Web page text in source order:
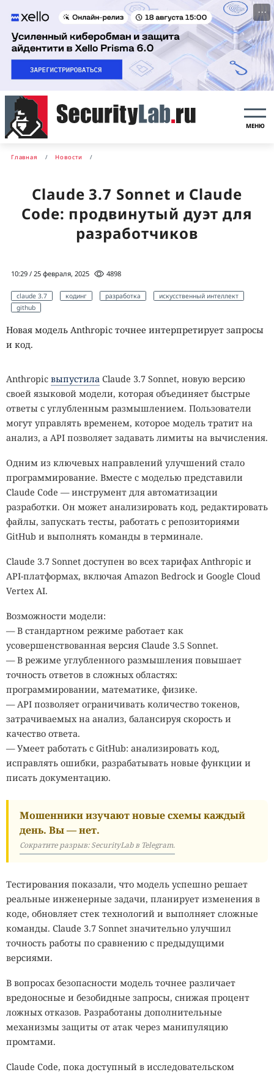
···
МЕНЮ
Главная Новости
Claude 3.7 Sonnet и Claude
Code: продвинутый дуэт для
разработчиков
10:29 / 25 февраля, 2025 4898
claude 3.7 кодинг разработка
искусственный интеллект
github
Новая модель Anthropic точнее интерпретирует запросы
и код.
Anthropic выпустила Claude 3.7 Sonnet, новую версию
своей языковой модели, которая объединяет быстрые
ответы с углубленным размышлением. Пользователи
могут управлять временем, которое модель тратит на
анализ, а API позволяет задавать лимиты на вычисления.
Одним из ключевых направлений улучшений стало
программирование. Вместе с моделью представили
Claude Code — инструмент для автоматизации
разработки. Он может анализировать код, редактировать
файлы, запускать тесты, работать с репозиториями
GitHub и выполнять команды в терминале.
Claude 3.7 Sonnet доступен во всех тарифах Anthropic и
API-платформах, включая Amazon Bedrock и Google Cloud
Vertex AI.
Возможности модели:
— В стандартном режиме работает как
усовершенствованная версия Claude 3.5 Sonnet.
— В режиме углубленного размышления повышает
точность ответов в сложных областях:
программировании, математике, физике.
— API позволяет ограничивать количество токенов,
затрачиваемых на анализ, балансируя скорость и
качество ответа.
— Умеет работать с GitHub: анализировать код,
исправлять ошибки, разрабатывать новые функции и
писать документацию.
Мошенники изучают новые схемы каждый
день. Вы — нет.
Сократите разрыв: SecurityLab в Telegram.
Тестирования показали, что модель успешно решает
реальные инженерные задачи, планирует изменения в
коде, обновляет стек технологий и выполняет сложные
команды. Claude 3.7 Sonnet значительно улучшил
точность работы по сравнению с предыдущими
версиями.
В вопросах безопасности модель точнее различает
вредоносные и безобидные запросы, снижая процент
ложных отказов. Разработаны дополнительные
механизмы защиты от атак через манипуляцию
промтами.
Claude Code, пока доступный в исследовательском